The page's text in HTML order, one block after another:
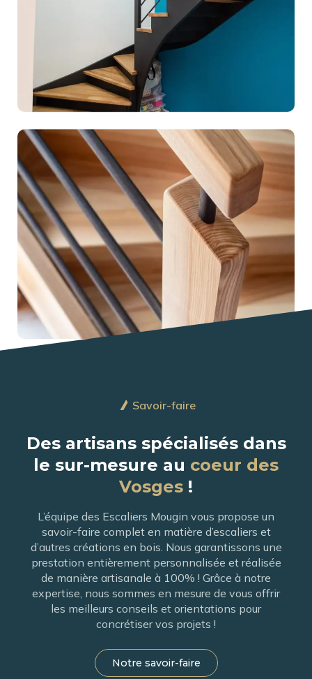
Savoir-faire
Des artisans spécialisés dans
le sur-mesure au coeur des
Vosges !
L’équipe des Escaliers Mougin vous propose un
savoir-faire complet en matière d’escaliers et
d’autres créations en bois. Nous garantissons une
prestation entièrement personnalisée et réalisée
de manière artisanale à 100% ! Grâce à notre
expertise, nous sommes en mesure de vous offrir
les meilleurs conseils et orientations pour
concrétiser vos projets !
Notre savoir-faire